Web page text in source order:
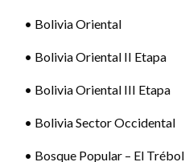
• Bolivia Oriental
• Bolivia Oriental II Etapa
• Bolivia Oriental III Etapa
• Bolivia Sector Occidental
• Bosque Popular – El Trébol